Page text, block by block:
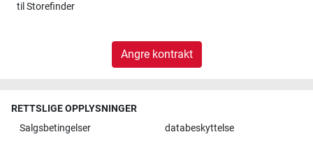
til Storefinder
Angre kontrakt
RETTSLIGE OPPLYSNINGER
Salgsbetingelser
databeskyttelse